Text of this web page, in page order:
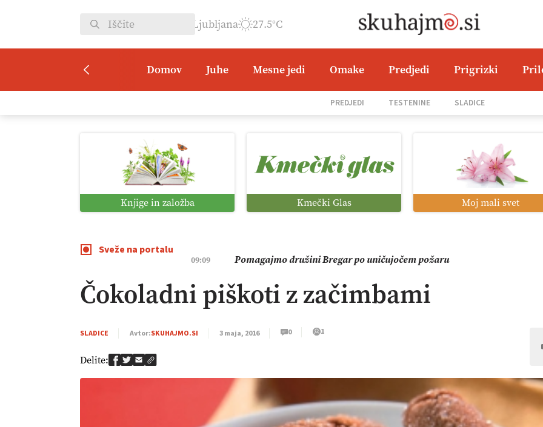
Ljubljana 27.5°C
Domov Juhe Mesne jedi Omake Predjedi Prigrizki
PREDJEDI TESTENINE SLADICE
Knjige in založba Kmečki Glas Moj mali svet
Sveže na portalu
08:50 Vrt Dvorjane Hills
01:38 Digitalno od satelita do prašičjega korita
12:11 Digitalizacija z GPS navigacijo in avtonomnimi sistemi
Čokoladni piškoti z začimbami
SLADICE Avtor:SKUHAJMO.SI 3 maja, 2016 0 1
Delite: